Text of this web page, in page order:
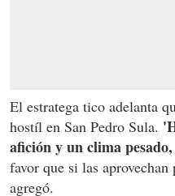
El estratega tico adelanta
hostíl en San Pedro Sula.
afición y un clima pesado,
favor que si las
agregó.